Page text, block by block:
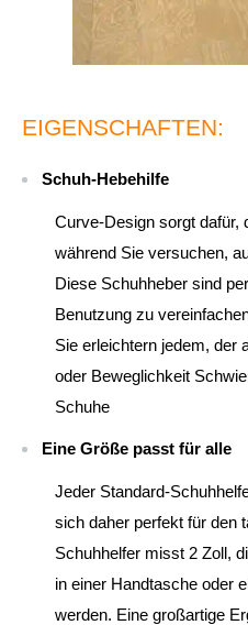
EIGENSCHAFTEN:
Schuh-Hebehilfe
Curve-Design sorgt dafür,
während Sie versuchen,
Diese Schuhheber sind
Benutzung zu
Sie erleichtern jedem, der
oder Beweglichkeit
Schuhe
Eine Größe passt für alle
Jeder Standard-
sich daher perfekt für den
Schuhhelfer misst 2 Zoll,
in einer Handtasche oder
werden. Eine großartige